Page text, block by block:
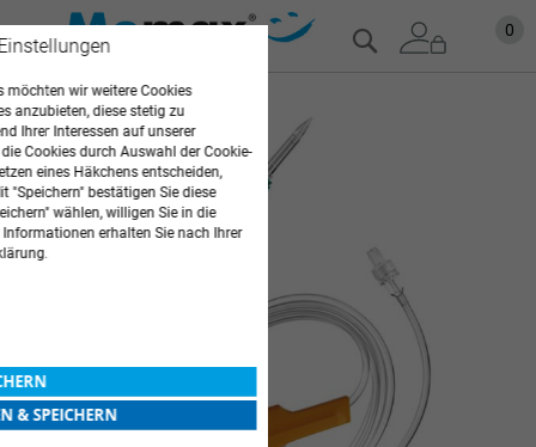
Zum
Inhalt
0
Suche
Zum
Ende
der
Bildgalerie
springen
möchten wir weitere Cookies
anzubieten, diese stetig zu
Ihrer Interessen auf unserer
Cookies durch Auswahl der Cookie-
eines Häkchens entscheiden,
"Speichern" bestätigen Sie diese
wählen, willigen Sie in die
erhalten Sie nach Ihrer
& SPEICHERN